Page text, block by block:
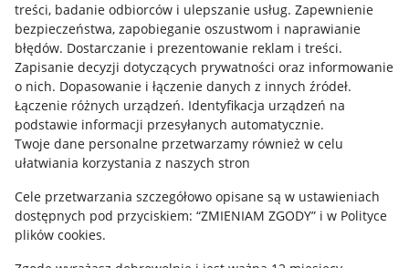
treści, badanie odbiorców i ulepszanie usług. Zapewnienie
bezpieczeństwa, zapobieganie oszustwom i naprawianie
błędów. Dostarczanie i prezentowanie reklam i treści.
Zapisanie decyzji dotyczących prywatności oraz informowanie
o nich. Dopasowanie i łączenie danych z innych źródeł.
Łączenie różnych urządzeń. Identyfikacja urządzeń na
podstawie informacji przesyłanych automatycznie.
Twoje dane personalne przetwarzamy również w celu
ułatwiania korzystania z naszych stron
Cele przetwarzania szczegółowo opisane są w ustawieniach
dostępnych pod przyciskiem: “ZMIENIAM ZGODY” i w Polityce
plików cookies.
Mapa miejscowości
Informacje prawne
Regulamin
Polityka plików "cookies"
Ustawienia plików "cookies"
Udostępnianie lokalizacji
Informacje dla Aktu o Usługach Cyfrowych